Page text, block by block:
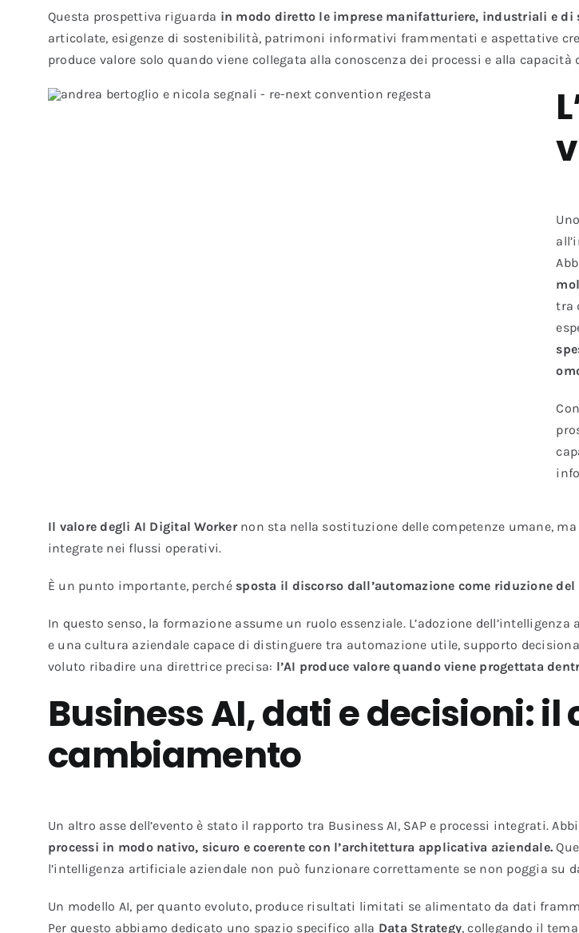
Questa prospettiva riguarda in modo diretto le imprese manifatturiere, industriali e di
articolate, esigenze di sostenibilità, patrimoni informativi frammentati e aspettative
produce valore solo quando viene collegata alla conoscenza dei processi e alla
tra
Il valore degli AI Digital Workernon sta nella sostituzione delle competenze umane,
integrate nei flussi operativi.
È un punto importante, perché sposta il discorso dall’automazione come riduzione
In questo senso, la formazione assume un ruolo essenziale. L’adozione
e una cultura aziendale capace di distinguere tra automazione utile, supporto
voluto ribadire una direttrice precisa: l’AI produce valore quando viene progettata
Business AI, dati e decisioni:
cambiamento
Un altro asse dell’evento è stato il rapporto tra Business AI, SAP e processi integrati.
processi in modo nativo, sicuro e coerente con l’architettura applicativa aziendale.
l’intelligenza artificiale aziendale non può funzionare correttamente se non poggia
Un modello AI, per quanto evoluto, produce risultati limitati se alimentato da dati
Per questo abbiamo dedicato uno spazio specifico alla Data Strategy, collegando il